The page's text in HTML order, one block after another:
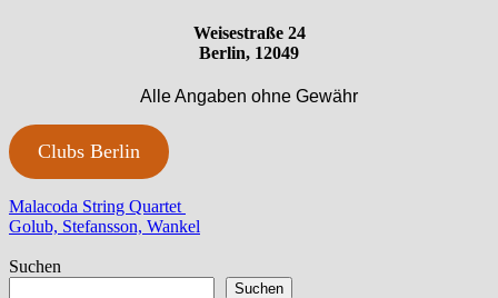
Weisestraße 24
Berlin, 12049
Alle Angaben ohne Gewähr
Clubs Berlin
Beitragsnavigation
Vorheriger
Beitrag:
Malacoda String Quartet
Nächster
Golub, Stefansson, Wankel
Suchen
Suchen